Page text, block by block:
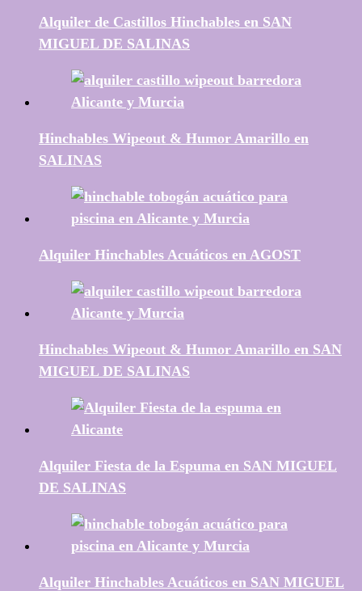
Alquiler de Castillos Hinchables en SAN
MIGUEL DE SALINAS
Hinchables Wipeout & Humor Amarillo en
SALINAS
Alquiler Hinchables Acuáticos en AGOST
Hinchables Wipeout & Humor Amarillo en SAN
MIGUEL DE SALINAS
Alquiler Fiesta de la Espuma en SAN MIGUEL
DE SALINAS
Alquiler Hinchables Acuáticos en SAN MIGUEL